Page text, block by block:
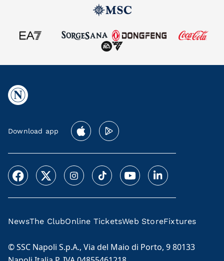
Download app
NewsThe ClubOnline TicketsWeb StoreFixtures
© SSC Napoli S.p.A., Via del Maio di Porto, 9 80133